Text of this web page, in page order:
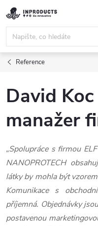
Přejít
na
obsah
Reference
David
manažer
„Spolupráce s firmou
NANOPROTECH
látky by mohla být
Komunikace s
příjemná. Objednávky
postavenou